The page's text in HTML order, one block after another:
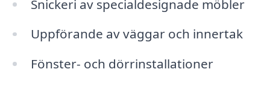
Snickeri av specialdesignade möbler
Uppförande av väggar och innertak
Fönster- och dörrinstallationer